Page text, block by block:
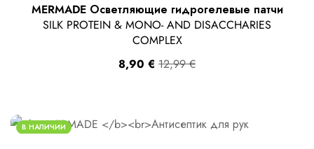
MERMADE Осветляющие гидрогелевые патчи
SILK PROTEIN & MONO- AND DISACCHARIES
COMPLEX
12,99€
8,90 €
В НАЛИЧИИ